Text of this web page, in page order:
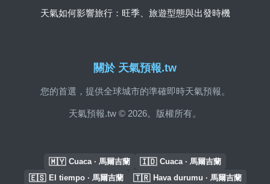
關於 天氣預報.tw
您的首選，提供全球城市的準確即時天氣預報。
天氣預報.tw © 2026。版權所有。
天氣如何影響旅行：旺季、旅遊型態與出發時機
🇲🇾 Cuaca · 馬爾吉蘭 🇮🇩 Cuaca · 馬爾吉蘭
🇪🇸 El tiempo · 馬爾吉蘭 🇹🇷 Hava durumu · 馬爾吉蘭